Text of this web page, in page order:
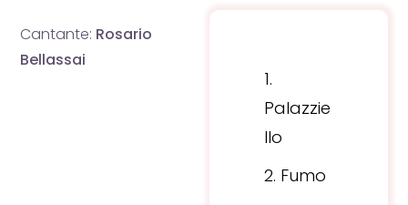
Cantante: Rosario
Bellassai
Palazzie
llo
Fumo